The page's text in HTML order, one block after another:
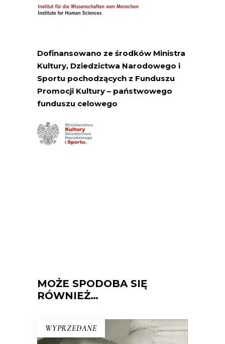
Dofinansowano ze środków Ministra
Kultury, Dziedzictwa Narodowego i
Sportu pochodzących z Funduszu
Promocji Kultury – państwowego
funduszu celowego
MOŻE SPODOBA SIĘ
RÓWNIEŻ…
WYPRZEDANE